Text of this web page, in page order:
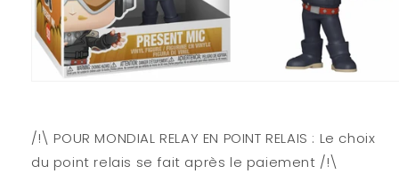
dans
fenêtre
/!\ POUR MONDIAL RELAY EN POINT RELAIS : Le choix
du point relais se fait après le paiement /!\